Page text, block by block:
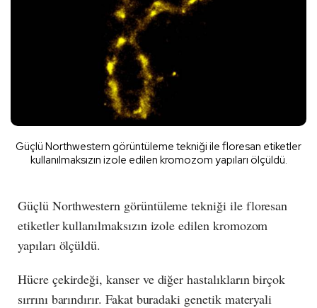
Güçlü Northwestern görüntüleme tekniği ile floresan etiketler
kullanılmaksızın izole edilen kromozom yapıları ölçüldü.
Güçlü Northwestern görüntüleme tekniği ile floresan
etiketler kullanılmaksızın izole edilen kromozom
yapıları ölçüldü.
Hücre çekirdeği, kanser ve diğer hastalıkların birçok
sırrını barındırır. Fakat buradaki genetik materyali